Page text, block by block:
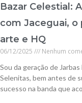
Bazar Celestial:
com Jaceguai,
arte e HQ
06/12/2025
Nenhum
Sou da geração de
Selenitas, bem antes de
sucesso na banda que